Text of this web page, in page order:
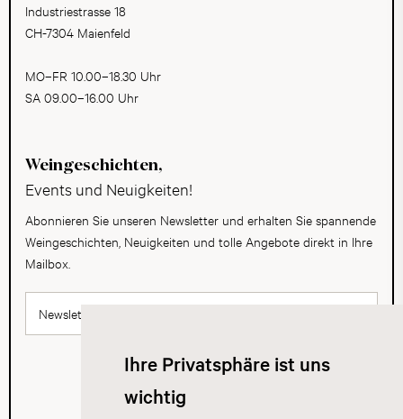
Ihre Privatsphäre ist uns
wichtig
Industriestrasse 18
CH-7304 Maienfeld
MO–FR 10.00–18.30 Uhr
SA 09.00–16.00 Uhr
Weingeschichten,
Events und Neuigkeiten!
Abonnieren Sie unseren Newsletter und erhalten Sie spannende
Weingeschichten, Neuigkeiten und tolle Angebote direkt in Ihre
Mailbox.
Newsletter abonnieren